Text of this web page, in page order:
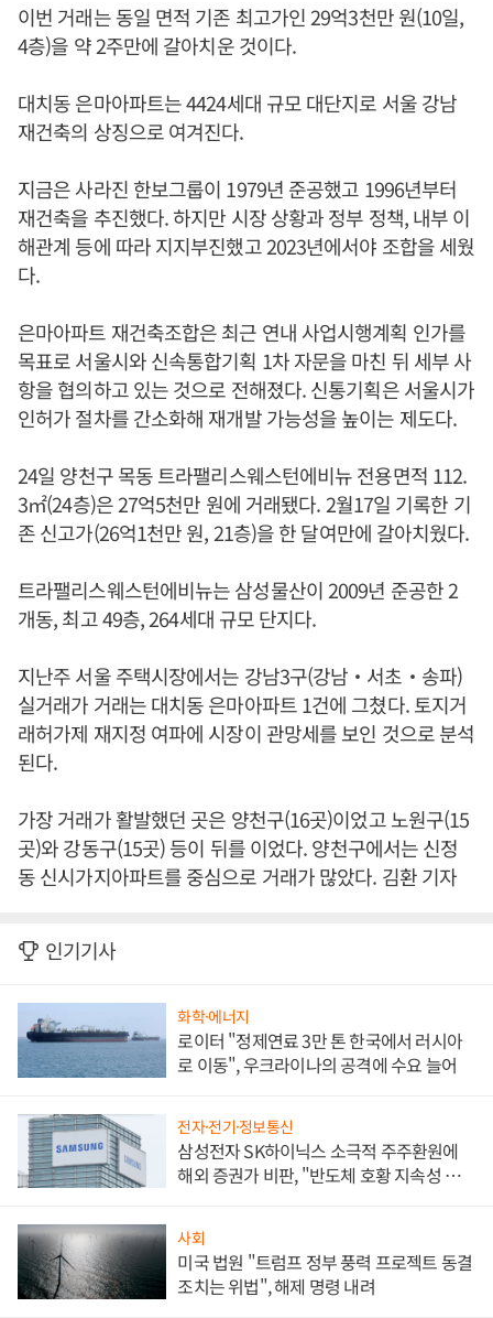
이번 거래는 동일 면적 기존 최고가인 29억3천만 원(10일,
4층)을 약 2주만에 갈아치운 것이다.
대치동 은마아파트는 4424세대 규모 대단지로 서울 강남
재건축의 상징으로 여겨진다.
지금은 사라진 한보그룹이 1979년 준공했고 1996년부터
재건축을 추진했다. 하지만 시장 상황과 정부 정책, 내부 이
해관계 등에 따라 지지부진했고 2023년에서야 조합을 세웠
다.
은마아파트 재건축조합은 최근 연내 사업시행계획 인가를
목표로 서울시와 신속통합기획 1차 자문을 마친 뒤 세부 사
항을 협의하고 있는 것으로 전해졌다. 신통기획은 서울시가
인허가 절차를 간소화해 재개발 가능성을 높이는 제도다.
24일 양천구 목동 트라팰리스웨스턴에비뉴 전용면적 112.
3㎡(24층)은 27억5천만 원에 거래됐다. 2월17일 기록한 기
존 신고가(26억1천만 원, 21층)을 한 달여만에 갈아치웠다.
트라팰리스웨스턴에비뉴는 삼성물산이 2009년 준공한 2
개동, 최고 49층, 264세대 규모 단지다.
지난주 서울 주택시장에서는 강남3구(강남‧서초‧송파)
실거래가 거래는 대치동 은마아파트 1건에 그쳤다. 토지거
래허가제 재지정 여파에 시장이 관망세를 보인 것으로 분석
된다.
가장 거래가 활발했던 곳은 양천구(16곳)이었고 노원구(15
곳)와 강동구(15곳) 등이 뒤를 이었다. 양천구에서는 신정
동 신시가지아파트를 중심으로 거래가 많았다. 김환 기자
인기기사
화학·에너지
로이터 "정제연료 3만 톤 한국에서 러시아
로 이동", 우크라이나의 공격에 수요 늘어
전자·전기·정보통신
삼성전자 SK하이닉스 소극적 주주환원에
해외 증권가 비판, "반도체 호황 지속성 의
사회
미국 법원 "트럼프 정부 풍력 프로젝트 동결
조치는 위법", 해제 명령 내려